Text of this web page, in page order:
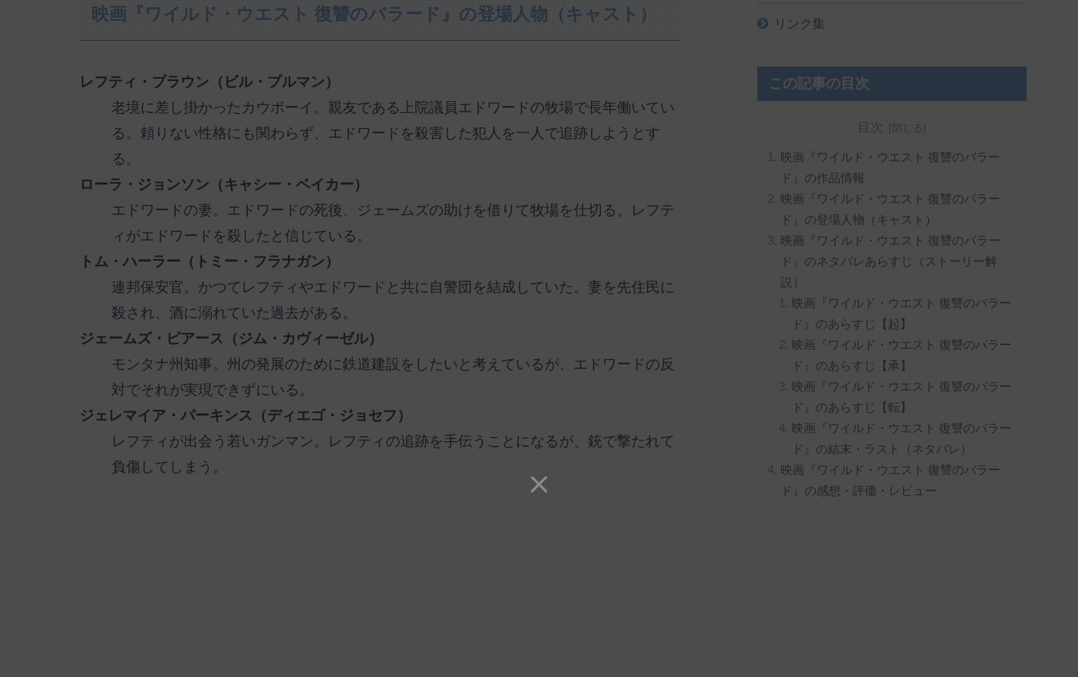
映画『ワイルド・ウエスト 復讐のバラード』の登場人物（キャスト）
レフティ・ブラウン（ビル・プルマン）
老境に差し掛かったカウボーイ。親友である上院議員エドワードの牧場で長年働いてい
る。頼りない性格にも関わらず、エドワードを殺害した犯人を一人で追跡しようとす
る。
ローラ・ジョンソン（キャシー・ベイカー）
エドワードの妻。エドワードの死後、ジェームズの助けを借りて牧場を仕切る。レフテ
ィがエドワードを殺したと信じている。
トム・ハーラー（トミー・フラナガン）
連邦保安官。かつてレフティやエドワードと共に自警団を結成していた。妻を先住民に
殺され、酒に溺れていた過去がある。
ジェームズ・ピアース（ジム・カヴィーゼル）
モンタナ州知事。州の発展のために鉄道建設をしたいと考えているが、エドワードの反
対でそれが実現できずにいる。
ジェレマイア・パーキンス（ディエゴ・ジョセフ）
レフティが出会う若いガンマン。レフティの追跡を手伝うことになるが、銃で撃たれて
負傷してしまう。
リンク集
この記事の目次
目次
映画『ワイルド・ウエスト 復讐のバラー
ド』の作品情報
映画『ワイルド・ウエスト 復讐のバラー
ド』の登場人物（キャスト）
映画『ワイルド・ウエスト 復讐のバラー
ド』のネタバレあらすじ（ストーリー解
説）
映画『ワイルド・ウエスト 復讐のバラー
ド』のあらすじ【起】
映画『ワイルド・ウエスト 復讐のバラー
ド』のあらすじ【承】
映画『ワイルド・ウエスト 復讐のバラー
ド』のあらすじ【転】
映画『ワイルド・ウエスト 復讐のバラー
ド』の結末・ラスト（ネタバレ）
映画『ワイルド・ウエスト 復讐のバラー
ド』の感想・評価・レビュー